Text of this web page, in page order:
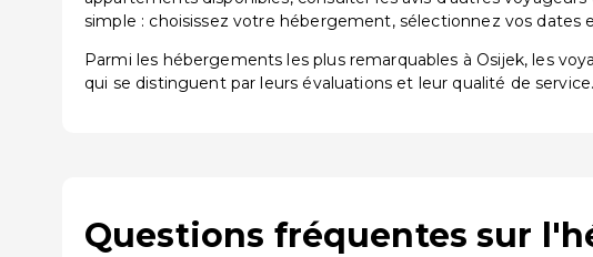
simple : choisissez votre hébergement, sélectionnez vos
Parmi les hébergements les plus remarquables à Osijek, les
qui se distinguent par leurs évaluations et leur qualité de service.
Questions fréquentes sur